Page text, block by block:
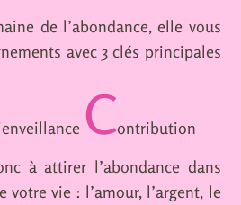
de l’abondance, elle vous
avec 3 clés principales
Contribution
à attirer l’abondance dans
votre vie : l’amour, l’argent, le